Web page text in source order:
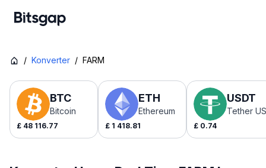
/ Konverter / FARM
BTC
Bitcoin
£ 48 116.77
ETH
Ethereum
£ 1 418.81
USDT
Tether
£ 0.74